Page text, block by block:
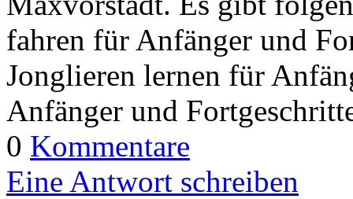
fahren für Anfänger und
Jonglieren lernen für
Anfänger und
0 Kommentare
Eine Antwort schreiben